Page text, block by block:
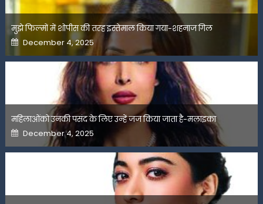
मुझे फिल्मों में शोपीस की तरह इस्तेमाल किया गया-शहनाज गिल
Posted
on
December 4, 2025
महिलाओंको उनकी पसंद के लिए उन्हें जज किया जाता है-मलाइका
Posted
on
December 4, 2025